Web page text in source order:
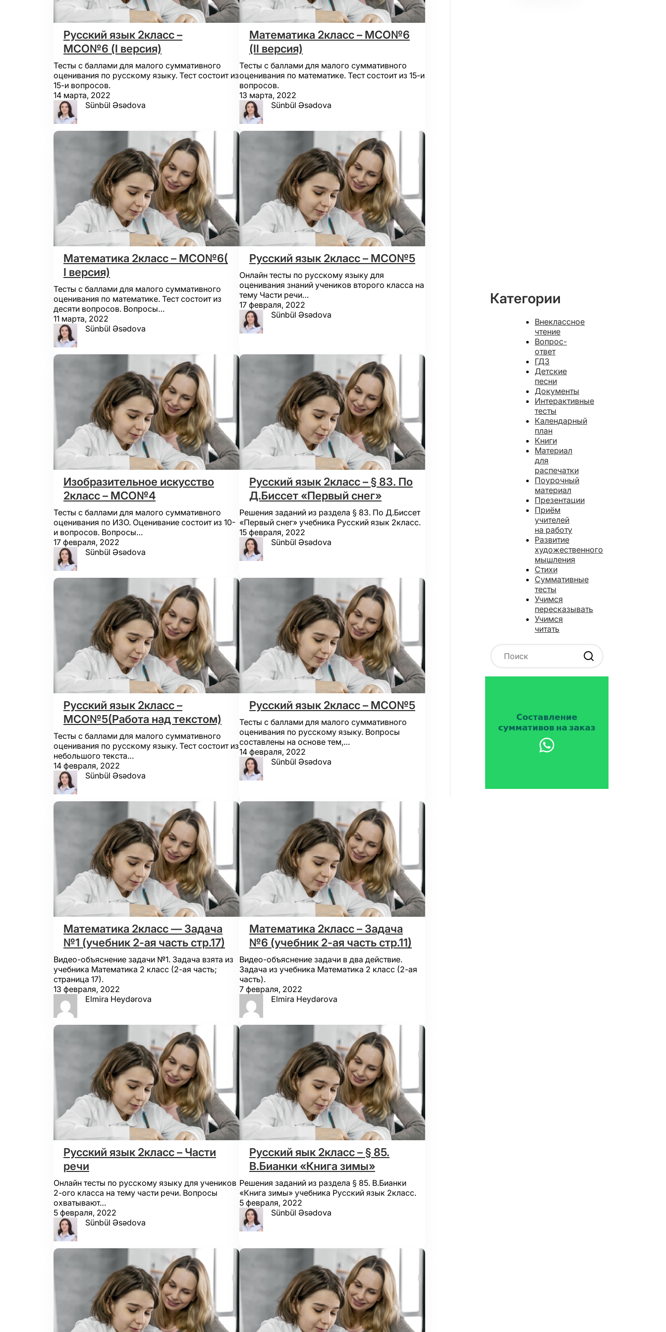
Русский язык 2класс –
МСО№6 (I версия)
Тесты с баллами для малого суммативного
оценивания по русскому языку. Тест состоит из
15-и вопросов.
14 марта, 2022
Sünbül Əsədova
Математика 2класс – МСО№6
(II версия)
Тесты с баллами для малого суммативного
оценивания по математике. Тест состоит из 15-и
вопросов.
13 марта, 2022
Sünbül Əsədova
Математика 2класс – МСО№6(
I версия)
Тесты с баллами для малого суммативного
оценивания по математике. Тест состоит из
десяти вопросов. Вопросы…
11 марта, 2022
Sünbül Əsədova
Русский язык 2класс – МСО№5
Онлайн тесты по русскому языку для
оценивания знаний учеников второго класса на
тему Части речи…
17 февраля, 2022
Sünbül Əsədova
Изобразительное искусство
2класс – МСО№4
Тесты с баллами для малого суммативного
оценивания по ИЗО. Оценивание состоит из 10-
и вопросов. Вопросы…
17 февраля, 2022
Sünbül Əsədova
Русский язык 2класс – § 83. По
Д.Биссет «Первый снег»
Решения заданий из раздела § 83. По Д.Биссет
«Первый снег» учебника Русский язык 2класс.
15 февраля, 2022
Sünbül Əsədova
Русский язык 2класс –
МСО№5(Работа над текстом)
Тесты с баллами для малого суммативного
оценивания по русскому языку. Тест состоит из
небольшого текста…
14 февраля, 2022
Sünbül Əsədova
Русский язык 2класс – МСО№5
Тесты с баллами для малого суммативного
оценивания по русскому языку. Вопросы
составлены на основе тем,…
14 февраля, 2022
Sünbül Əsədova
Математика 2класс — Задача
№1 (учебник 2-ая часть стр.17)
Видео-объяснение задачи №1. Задача взята из
учебника Математика 2 класс (2-ая часть;
страница 17).
13 февраля, 2022
Elmira Heydərova
Математика 2класс – Задача
№6 (учебник 2-ая часть стр.11)
Видео-объяснение задачи в два действие.
Задача из учебника Математика 2 класс (2-ая
часть).
7 февраля, 2022
Elmira Heydərova
Русский язык 2класс – Части
речи
Онлайн тесты по русскому языку для учеников
2-ого класса на тему части речи. Вопросы
охватывают…
5 февраля, 2022
Sünbül Əsədova
Русский яык 2класс – § 85.
В.Бианки «Книга зимы»
Решения заданий из раздела § 85. В.Бианки
«Книга зимы» учебника Русский язык 2класс.
5 февраля, 2022
Sünbül Əsədova
Категории
Внеклассное
чтение
Вопрос-
ответ
ГДЗ
Детские
песни
Документы
Интерактивные
тесты
Календарный
план
Книги
Материал
для
распечатки
Поурочный
материал
Презентации
Приём
учителей
на работу
Развитие
художественного
мышления
Стихи
Суммативные
тесты
Учимся
пересказывать
Учимся
читать